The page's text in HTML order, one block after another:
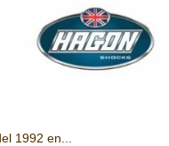
1992 en...